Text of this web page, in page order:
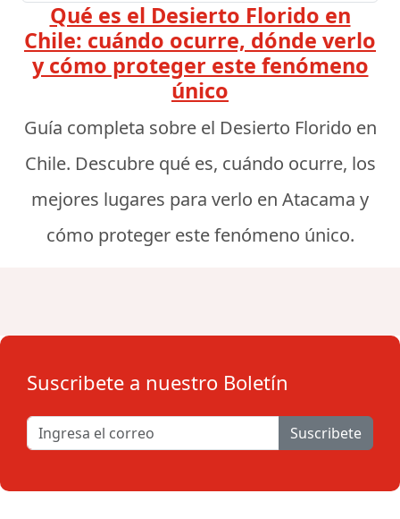
Qué es el Desierto Florido en
Chile: cuándo ocurre, dónde verlo
y cómo proteger este fenómeno
único
Guía completa sobre el Desierto Florido en
Chile. Descubre qué es, cuándo ocurre, los
mejores lugares para verlo en Atacama y
cómo proteger este fenómeno único.
Suscribete a nuestro Boletín
Suscribete